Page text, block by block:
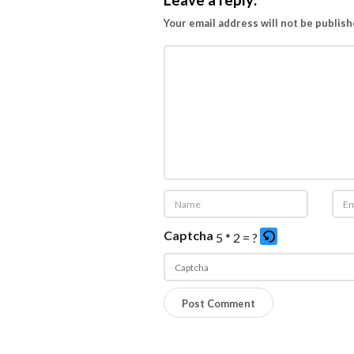
Your email address will not be
Captcha 5 * 2 = ?
P